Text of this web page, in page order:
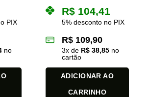
PIX
no
R$ 104,41
5% desconto no PIX
R$ 109,90
3x de R$ 38,85 no
cartão
ADICIONAR AO
CARRINHO